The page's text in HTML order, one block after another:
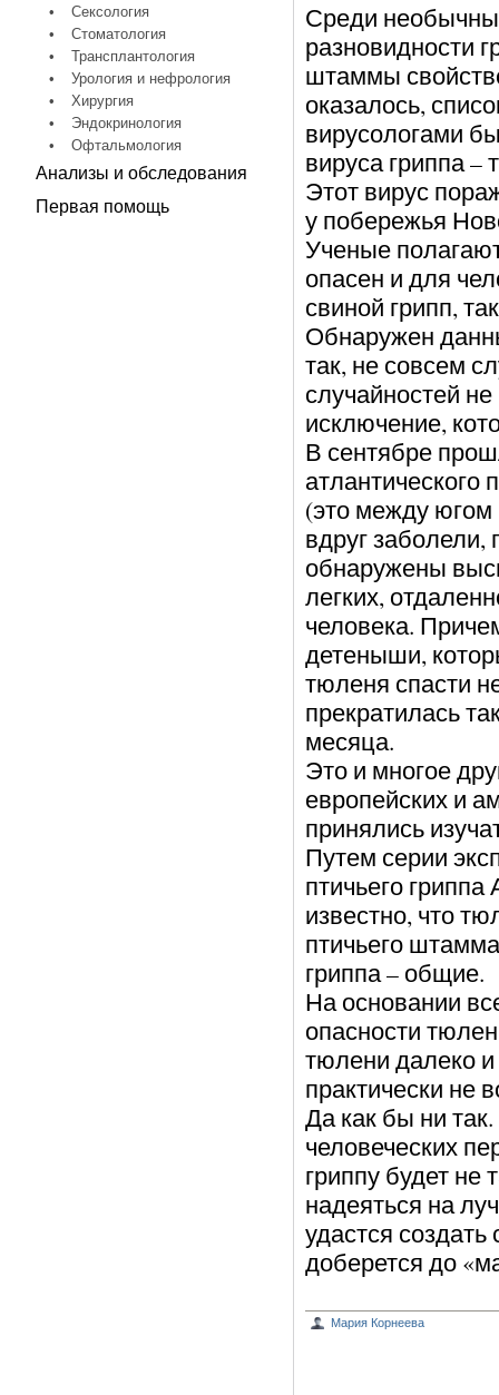
•
Сексология
•
Стоматология
•
Трансплантология
•
Урология и нефрология
•
Хирургия
•
Эндокринология
•
Офтальмология
Анализы и обследования
Первая помощь
Среди
разновидности
штаммы
оказалось,
вирусологами
вируса гриппа –
Этот вирус
у побережья
Ученые
опасен и для
свиной грипп,
Обнаружен
так, не совсем
случайностей
исключение,
В сентябре
(это между
вдруг
обнаружены
легких,
человека.
детеныши,
тюленя спасти
прекратилась
месяца.
Это и многое
европейских и
принялись
Путем серии
птичьего
известно, что
птичьего
гриппа – общие.
На основании
опасности
тюлени далеко
практически не
Да как бы ни
человеческих
гриппу будет
надеяться на
удастся
доберется до
Мария Корнеева